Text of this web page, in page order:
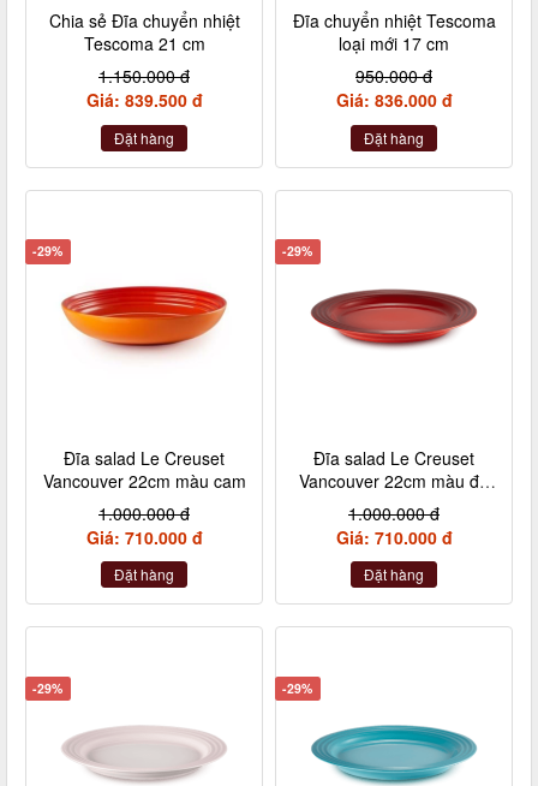
Chia sẻ Đĩa chuyển nhiệt
Tescoma 21 cm
1.150.000 đ
Giá: 839.500 đ
Đặt hàng
Đĩa chuyển nhiệt Tescoma
loại mới 17 cm
950.000 đ
Giá: 836.000 đ
Đặt hàng
-29%
Đĩa salad Le Creuset
Vancouver 22cm màu cam
1.000.000 đ
Giá: 710.000 đ
Đặt hàng
-29%
Đĩa salad Le Creuset
Vancouver 22cm màu đỏ
cheery
1.000.000 đ
Giá: 710.000 đ
Đặt hàng
-29% -29%